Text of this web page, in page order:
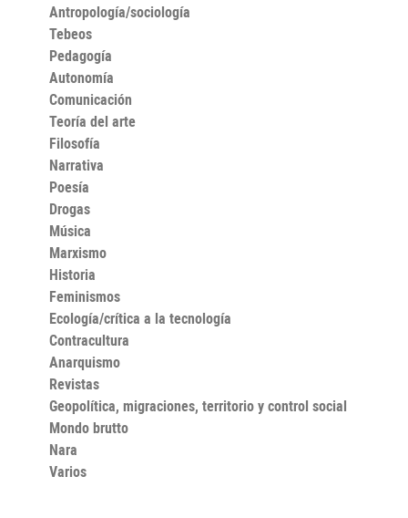
Antropología/sociología
Tebeos
Pedagogía
Autonomía
Comunicación
Teoría del arte
Filosofía
Narrativa
Poesía
Drogas
Música
Marxismo
Historia
Feminismos
Ecología/crítica a la tecnología
Contracultura
Anarquismo
Revistas
Geopolítica, migraciones, territorio y control social
Mondo brutto
Nara
Varios